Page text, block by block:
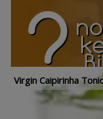
Virgin Caipirinha Tonic